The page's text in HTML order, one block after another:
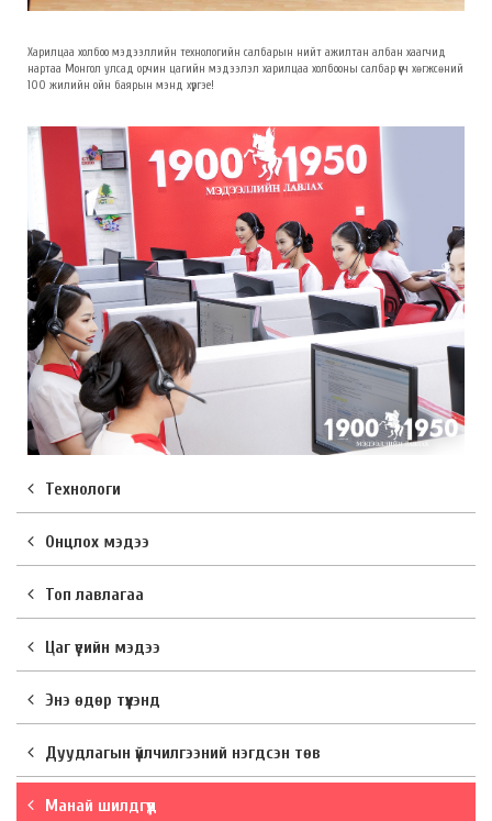
Харилцаа холбоо мэдээллийн технологийн салбарын нийт ажилтан албан хаагчид
нартаа Монгол улсад орчин цагийн мэдээлэл харилцаа холбооны салбар үүсч хөгжсөний
100 жилийн ойн баярын мэнд хүргэе!
Технологи
Онцлох мэдээ
Топ лавлагаа
Цаг үеийн мэдээ
Энэ өдөр түүхэнд
Дуудлагын үйлчилгээний нэгдсэн төв
Манай шилдгүүд